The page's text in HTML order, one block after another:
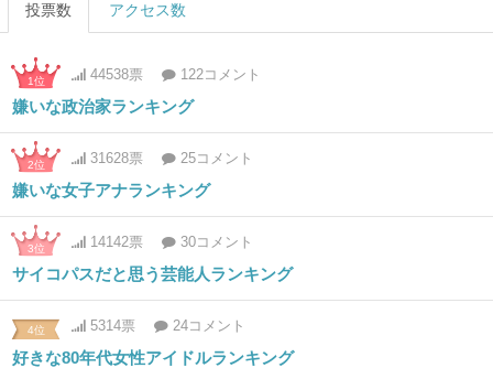
投票数 アクセス数
1位 44538票 122コメント
嫌いな政治家ランキング
2位 31628票 25コメント
嫌いな女子アナランキング
3位 14142票 30コメント
サイコパスだと思う芸能人ランキング
4位 5314票 24コメント
好きな80年代女性アイドルランキング